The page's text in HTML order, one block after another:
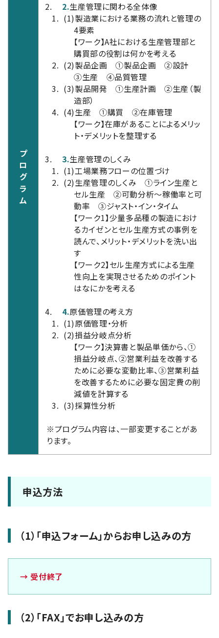
プ
ロ
グ
ラ
ム
2.生産管理に関わる全体像
(1)製造業における業務の流れと管理の
4要素
【ワーク】A社における生産管理部と
購買部の役割は何かを考える
(2)製品企画 ①製品企画 ②設計
③生産 ④品質管理
(3)製品開発 ①生産計画 ②生産（製
造部）
(4)生産 ①購買 ②在庫管理
【ワーク】在庫があることによるメリッ
ト・デメリットを整理する
3.生産管理のしくみ
(1)工場業務フローの位置づけ
(2)生産管理のしくみ ①ライン生産と
セル生産 ②可動分析～稼働率と可
動率 ③ジャスト・イン・タイム
【ワーク1】少量多品種の製造におけ
るカイゼンとセル生産方式の事例を
読んで、メリット・デメリットを洗い出
す
【ワーク2】セル生産方式による生産
性向上を実現させるためのポイント
はなにかを考える
4.原価管理の考え方
(1)原価管理・分析
(2)損益分岐点分析
【ワーク】決算書と製品単価から、①
損益分岐点、②営業利益を改善する
ために必要な変動比率、③営業利益
を改善するために必要な固定費の削
減値を計算する
(3)採算性分析
※プログラム内容は、一部変更することがあ
ります。
申込方法
（1）「申込フォーム」からお申し込みの方
→ 受付終了
（2）「FAX」でお申し込みの方